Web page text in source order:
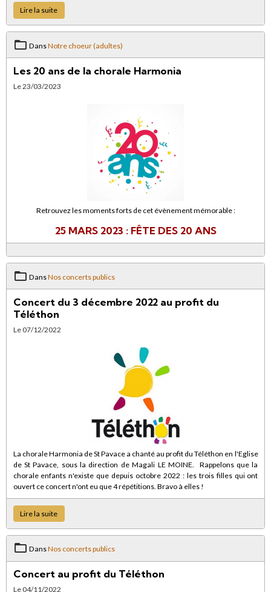
Lire la suite
DansNotre choeur (adultes)
Les 20 ans de la chorale Harmonia
Le 23/03/2023
Retrouvez les moments forts de cet évènement mémorable :
25 MARS 2023 : FÊTE DES 20 ANS
DansNos concerts publics
Concert du 3 décembre 2022 au profit du
Téléthon
Le 07/12/2022
La chorale Harmonia de St Pavace a chanté au profit du Téléthon en l'Eglise
de St Pavace, sous la direction de Magali LE MOINE. Rappelons que la
chorale enfants n'existe que depuis octobre 2022 : les trois filles qui ont
ouvert ce concert n'ont eu que 4 répétitions. Bravo à elles !
Lire la suite
DansNos concerts publics
Concert au profit du Téléthon
Le 04/11/2022